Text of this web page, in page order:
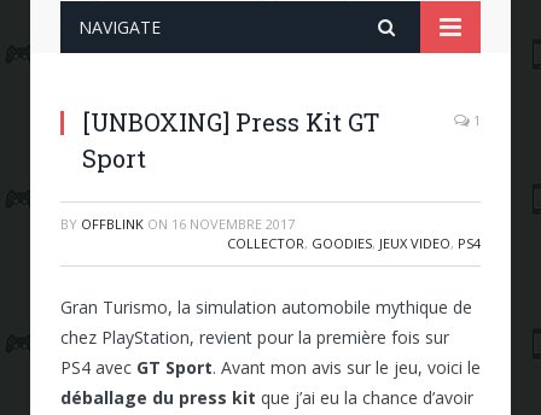
NAVIGATE
[UNBOXING] Press Kit GT
Sport
1
BY OFFBLINK ON 16 NOVEMBRE 2017
COLLECTOR, GOODIES, JEUX VIDEO, PS4
Gran Turismo, la simulation automobile mythique de
chez PlayStation, revient pour la première fois sur
PS4 avec GT Sport. Avant mon avis sur le jeu, voici le
déballage du press kit que j’ai eu la chance d’avoir